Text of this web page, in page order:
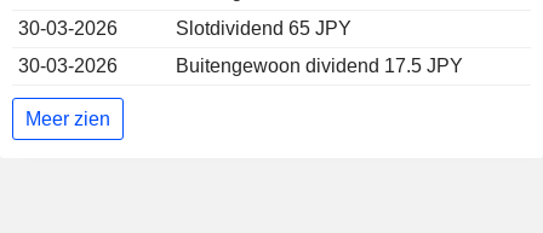
30-03-2026
Slotdividend 65 JPY
30-03-2026
Buitengewoon dividend 17.5 JPY
Meer zien